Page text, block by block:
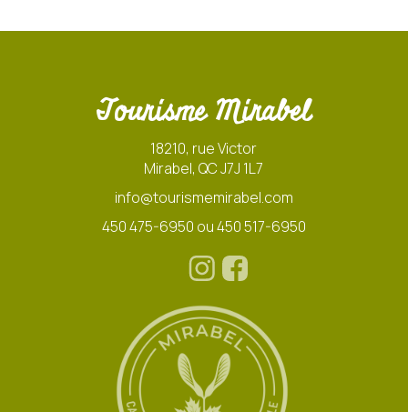
Tourisme Mirabel
18210, rue Victor
Mirabel, QC J7J 1L7
info@tourismemirabel.com
450 475-6950 ou 450 517-6950